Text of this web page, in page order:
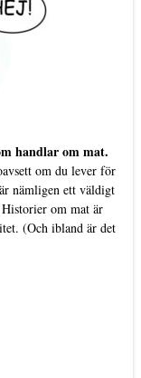
handlar om mat.
om du lever för
nämligen ett väldigt
om mat är
(Och ibland är det